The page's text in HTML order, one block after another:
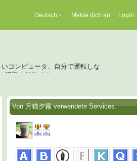
Deutsch Melde dich an Login
コンピュータ、自分で運転しな
話題も好物です。
Von 月猫夕霧 verwendete Services.